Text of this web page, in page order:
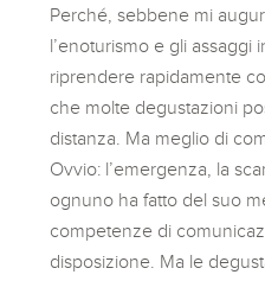
Perché, sebbene mi
l’enoturismo e gli assaggi
riprendere rapidamente
che molte degustazioni
distanza. Ma meglio di
Ovvio: l’emergenza, la
ognuno ha fatto del suo
competenze di
disposizione. Ma le